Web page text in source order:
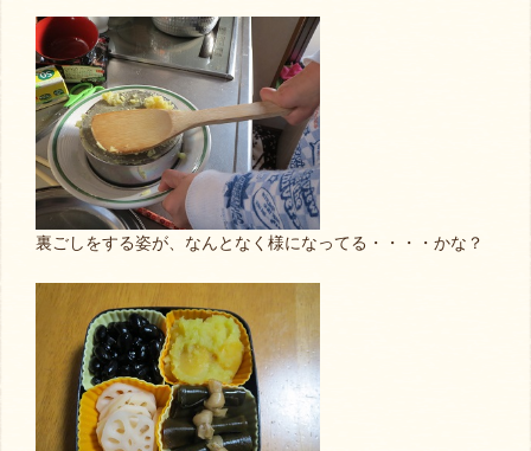
裏ごしをする姿が、なんとなく様になってる・・・・かな？